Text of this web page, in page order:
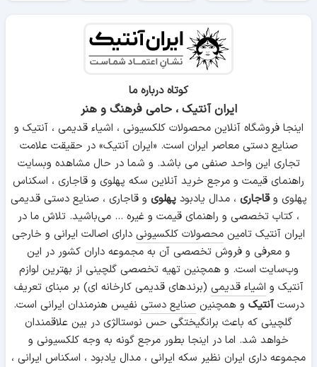
کوتاه درباره ما
ایران آنتیک ، حامی فرهنگ و هنر
اینجا فروشگاه آنلاین محصولات کلکسیونی ، اشیاء قدیمی ، آنتیک و
صنایع دستی معاصر ایران است. «ایران آنتیک» در حقیقت علامت
تجاری این واحد صنفی می باشد. و شما در حال مشاهده وبسایت
راهنمای قیمت و مرجع خرید آنلاین سکه پهلوی و قاجاری ، اسکناس
پهلوی وقاجاری ، مدال یادبودپهلوی و قاجاری ، صنایع دستی قدیمی
، کتاب تخصصی و راهنمای قیمت و غیره ... می‌باشید. تلاش ما در
ایران آنتیک تامین محصولات کلکسیونی دارای اصالت ایرانی و خارجی
و معرفی و فروش تخصصی آن به مجموعه داران کشور در این
وب‌سایت است. و همچنین تهیه تخصصی گلچینی از بهترین لوازم
آنتیک و اشیاء قدیمی (برندهای قدیمی کارخانه ای) بر مبنای تعریف
درستآنتیک و همچنینصنایع دستی نفیس هنرمندان ایرانی است.
گلچینی که باعث برانگیختگی حس نوستالژی در بین علاقمندان
خواهد شد. اما در اینجا بطور مرجع گونه به وجه کلکسیونی و
مجموعه داری ایران نظیر سکه ایرانی ، مدال یادبود ، اسکناس ایرانی ،